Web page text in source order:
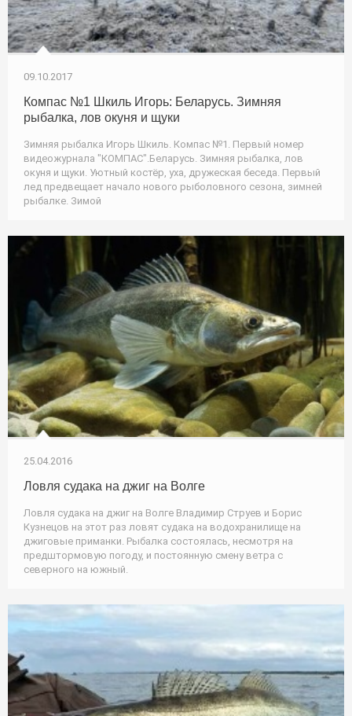
09.10.2017
Компас №1 Шкиль Игорь: Беларусь. Зимняя
рыбалка, лов окуня и щуки
Зимняя рыбалка Игорь Шкиль. Компас №1. Первый номер
видеожурнала "КОМПАС".Беларусь. Зимняя рыбалка, лов
окуня и щуки. Уютный костёр, уха, дружеская беседа. Первый
лед предвещает начало нового рыболовного сезона, зимней
рыбалке. Зимой
25.04.2016
Ловля судака на джиг на Волге
Ловля судака на джиг на Волге Владимир Струев и Борис
Кузнецов на этот раз ловят судака на водохранилище на
джиговые приманки. Рыбалка состоялась, несмотря на
предштормовую погоду, и постоянную смену ветра с
северного на южный.